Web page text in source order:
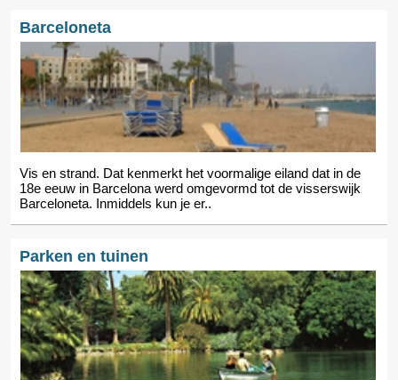
Barceloneta
Vis en strand. Dat kenmerkt het voormalige eiland dat in de
18e eeuw in Barcelona werd omgevormd tot de visserswijk
Barceloneta. Inmiddels kun je er..
Parken en tuinen